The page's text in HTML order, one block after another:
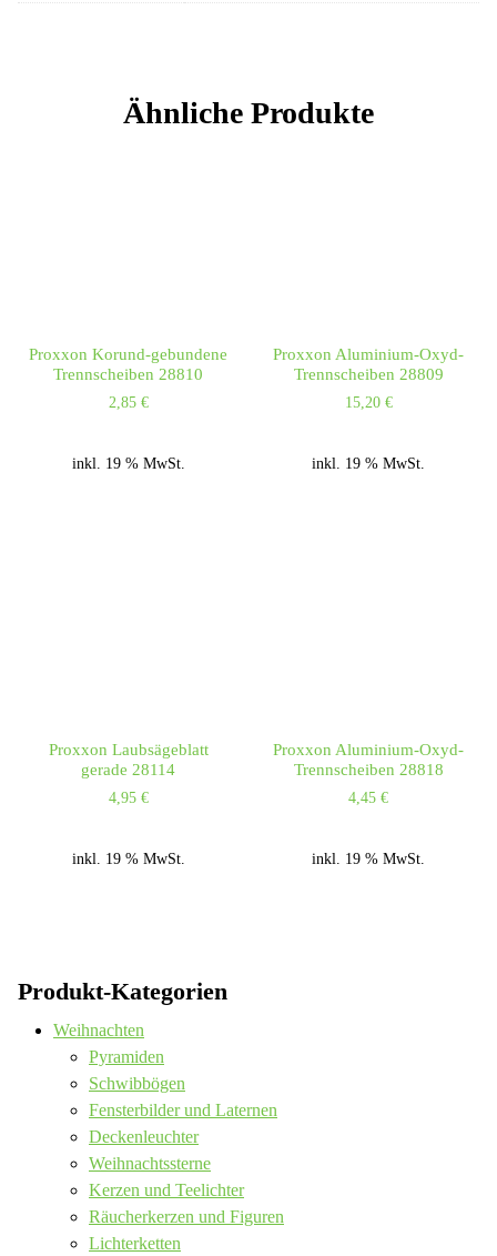
Ähnliche Produkte
Proxxon Korund-gebundene
Trennscheiben 28810
2,85 €
inkl. 19 % MwSt.
Proxxon Aluminium-Oxyd-
Trennscheiben 28809
15,20 €
inkl. 19 % MwSt.
Proxxon Laubsägeblatt
gerade 28114
4,95 €
inkl. 19 % MwSt.
Proxxon Aluminium-Oxyd-
Trennscheiben 28818
4,45€
inkl. 19 % MwSt.
Produkt-Kategorien
Weihnachten
Pyramiden
Schwibbögen
Fensterbilder und Laternen
Deckenleuchter
Weihnachtssterne
Kerzen und Teelichter
Räucherkerzen und Figuren
Lichterketten